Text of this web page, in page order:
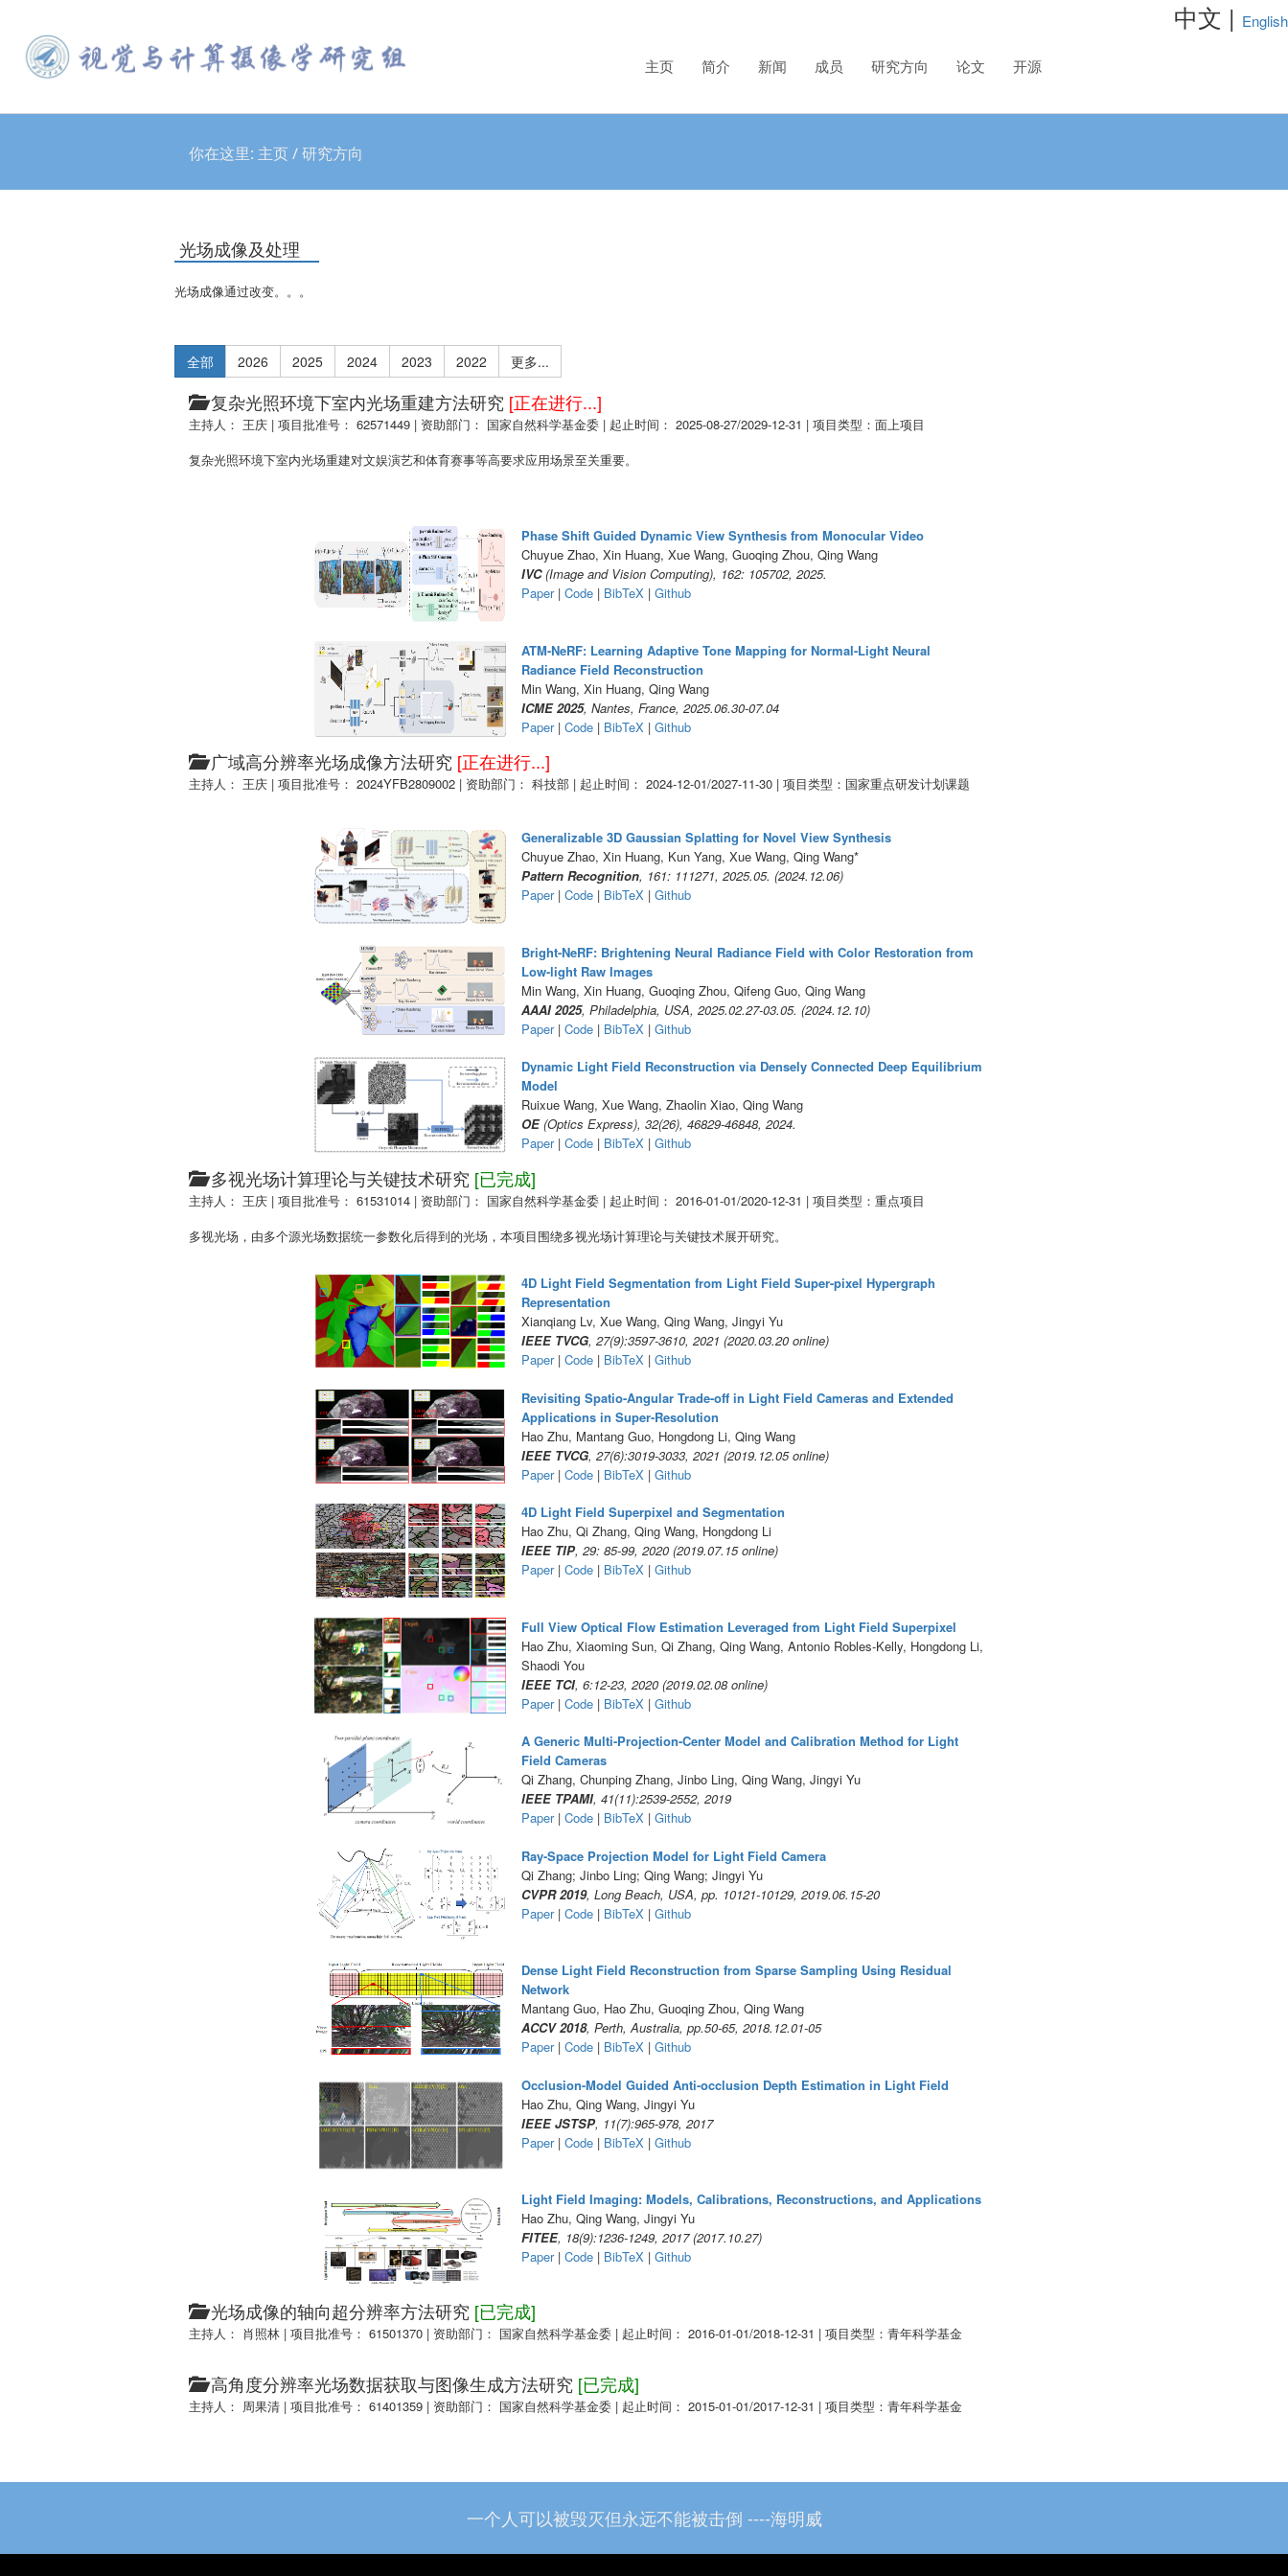
主页 简介 新闻 成员 研究方向 论文 开源
中文 | English
你在这里: 主页 / 研究方向
光场成像及处理
光场成像通过改变。。。
全部 2026 2025 2024 2023 2022 更多...
复杂光照环境下室内光场重建方法研究 [正在进行...]
主持人： 王庆 | 项目批准号： 62571449 | 资助部门： 国家自然科学基金委 | 起止时间： 2025-08-27/2029-12-31 | 项目类型：面上项目
复杂光照环境下室内光场重建对文娱演艺和体育赛事等高要求应用场景至关重要。
Phase Shift Guided Dynamic View Synthesis from Monocular Video
Chuyue Zhao, Xin Huang, Xue Wang, Guoqing Zhou, Qing Wang
IVC(Image and Vision Computing), 162: 105702, 2025.
Paper|Code | BibTeX |Github
ATM-NeRF: Learning Adaptive Tone Mapping for Normal-Light Neural
Radiance Field Reconstruction
Min Wang, Xin Huang, Qing Wang
ICME 2025, Nantes, France, 2025.06.30-07.04
Paper|Code | BibTeX |Github
广域高分辨率光场成像方法研究 [正在进行...]
主持人： 王庆 | 项目批准号： 2024YFB2809002 | 资助部门： 科技部 | 起止时间： 2024-12-01/2027-11-30 | 项目类型：国家重点研发计划课题
Generalizable 3D Gaussian Splatting for Novel View Synthesis
Chuyue Zhao, Xin Huang, Kun Yang, Xue Wang, Qing Wang*
Pattern Recognition, 161: 111271, 2025.05. (2024.12.06)
Paper|Code | BibTeX |Github
Bright-NeRF: Brightening Neural Radiance Field with Color Restoration from
Low-light Raw Images
Min Wang, Xin Huang, Guoqing Zhou, Qifeng Guo, Qing Wang
AAAI 2025, Philadelphia, USA, 2025.02.27-03.05. (2024.12.10)
Paper|Code | BibTeX |Github
Dynamic Light Field Reconstruction via Densely Connected Deep Equilibrium
Model
Ruixue Wang, Xue Wang, Zhaolin Xiao, Qing Wang
OE(Optics Express), 32(26), 46829-46848, 2024.
Paper|Code | BibTeX |Github
多视光场计算理论与关键技术研究 [已完成]
主持人： 王庆 | 项目批准号： 61531014 | 资助部门： 国家自然科学基金委 | 起止时间： 2016-01-01/2020-12-31 | 项目类型：重点项目
多视光场，由多个源光场数据统一参数化后得到的光场，本项目围绕多视光场计算理论与关键技术展开研究。
4D Light Field Segmentation from Light Field Super-pixel Hypergraph
Representation
Xianqiang Lv, Xue Wang, Qing Wang, Jingyi Yu
IEEE TVCG, 27(9):3597-3610, 2021 (2020.03.20 online)
Paper|Code | BibTeX |Github
Revisiting Spatio-Angular Trade-off in Light Field Cameras and Extended
Applications in Super-Resolution
Hao Zhu, Mantang Guo, Hongdong Li, Qing Wang
IEEE TVCG, 27(6):3019-3033, 2021 (2019.12.05 online)
Paper|Code | BibTeX |Github
4D Light Field Superpixel and Segmentation
Hao Zhu, Qi Zhang, Qing Wang, Hongdong Li
IEEE TIP, 29: 85-99, 2020 (2019.07.15 online)
Paper|Code | BibTeX |Github
Full View Optical Flow Estimation Leveraged from Light Field Superpixel
Hao Zhu, Xiaoming Sun, Qi Zhang, Qing Wang, Antonio Robles-Kelly, Hongdong Li,
Shaodi You
IEEE TCI, 6:12-23, 2020 (2019.02.08 online)
Paper|Code | BibTeX |Github
A Generic Multi-Projection-Center Model and Calibration Method for Light
Field Cameras
Qi Zhang, Chunping Zhang, Jinbo Ling, Qing Wang, Jingyi Yu
IEEE TPAMI, 41(11):2539-2552, 2019
Paper|Code | BibTeX |Github
Ray-Space Projection Model for Light Field Camera
Qi Zhang; Jinbo Ling; Qing Wang; Jingyi Yu
CVPR 2019, Long Beach, USA, pp. 10121-10129, 2019.06.15-20
Paper|Code | BibTeX |Github
Dense Light Field Reconstruction from Sparse Sampling Using Residual
Network
Mantang Guo, Hao Zhu, Guoqing Zhou, Qing Wang
ACCV 2018, Perth, Australia, pp.50-65, 2018.12.01-05
Paper|Code | BibTeX |Github
Occlusion-Model Guided Anti-occlusion Depth Estimation in Light Field
Hao Zhu, Qing Wang, Jingyi Yu
IEEE JSTSP, 11(7):965-978, 2017
Paper|Code | BibTeX |Github
Light Field Imaging: Models, Calibrations, Reconstructions, and Applications
Hao Zhu, Qing Wang, Jingyi Yu
FITEE, 18(9):1236-1249, 2017 (2017.10.27)
Paper|Code | BibTeX |Github
光场成像的轴向超分辨率方法研究 [已完成]
主持人： 肖照林 | 项目批准号： 61501370 | 资助部门： 国家自然科学基金委 | 起止时间： 2016-01-01/2018-12-31 | 项目类型：青年科学基金
高角度分辨率光场数据获取与图像生成方法研究 [已完成]
主持人： 周果清 | 项目批准号： 61401359 | 资助部门： 国家自然科学基金委 | 起止时间： 2015-01-01/2017-12-31 | 项目类型：青年科学基金
一个人可以被毁灭但永远不能被击倒 ----海明威